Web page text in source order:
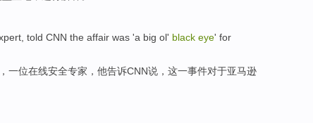
told CNN the affair was 'a big ol' black eye' for
一位在线安全专家 ， 他告诉CNN说 ， 这一事件对于亚马逊